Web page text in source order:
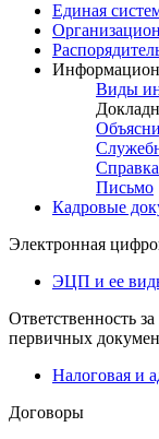
Единая
Виды
Справка
Письмо
Кадровые
Электронная
ЭЦП и ее
Ответственность
первичных
Налоговая и
Договоры